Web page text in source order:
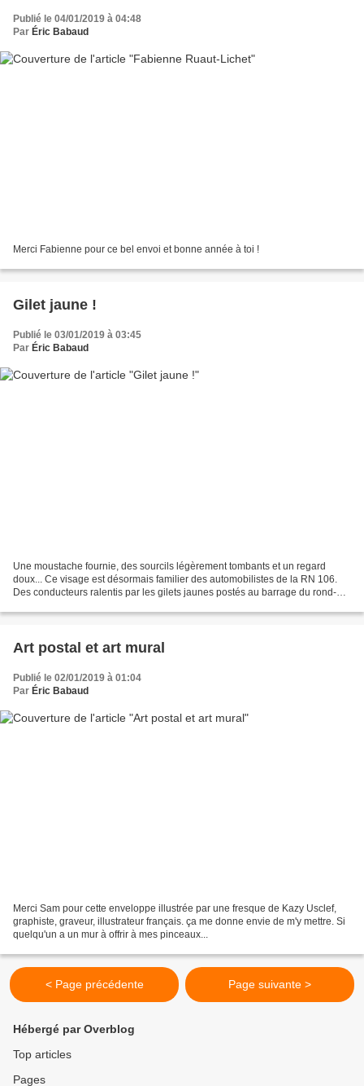
Publié le 04/01/2019 à 04:48
Par Éric Babaud
Merci Fabienne pour ce bel envoi et bonne année à toi !
Gilet jaune !
Publié le 03/01/2019 à 03:45
Par Éric Babaud
Une moustache fournie, des sourcils légèrement tombants et un regard
doux... Ce visage est désormais familier des automobilistes de la RN 106.
Des conducteurs ralentis par les gilets jaunes postés au barrage du rond-
Art postal et art mural
Publié le 02/01/2019 à 01:04
Par Éric Babaud
Merci Sam pour cette enveloppe illustrée par une fresque de Kazy Usclef,
graphiste, graveur, illustrateur français. ça me donne envie de m'y mettre. Si
quelqu'un a un mur à offrir à mes pinceaux...
< Page précédente Page suivante >
Hébergé par Overblog
Top articles
Pages